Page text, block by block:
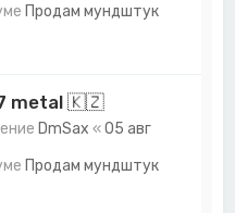
Продам мундштук
metal 🇰🇿
DmSax «05 авг
Продам мундштук